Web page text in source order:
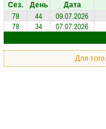
Сез. День Дата
78 44 09.07.2026
78
34 07.07.2026
Для